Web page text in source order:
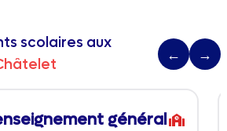
scolaires aux
← →
général